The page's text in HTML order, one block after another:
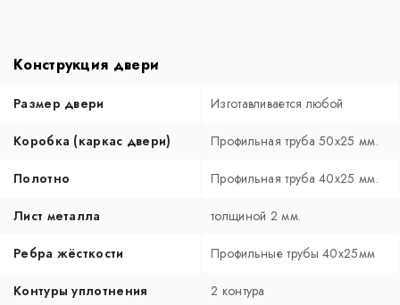
Конструкция двери
Размер двери Изготавливается любой
Коробка (каркас двери) Профильная труба 50х25 мм.
Полотно Профильная труба 40х25 мм.
Лист металла толщиной 2 мм.
Ребра жёсткости Профильные трубы 40х25мм
Контуры уплотнения 2 контура